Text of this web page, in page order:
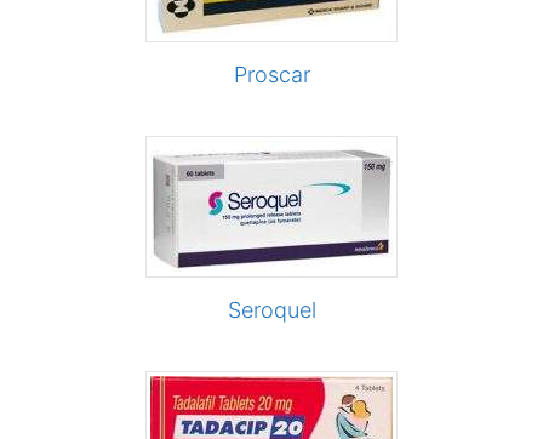
Proscar
Seroquel